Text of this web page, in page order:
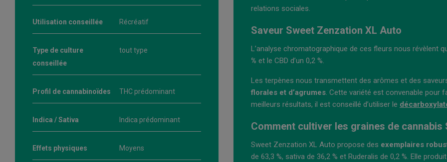
Utilisation conseillée Récréatif
Type de culture
conseillée
tout type
Profil de cannabinoïdes THC prédominant
Indica / Sativa Indica prédominant
Effets physiques Moyens
relations sociales.
Saveur Sweet Zenzation XL Auto
L’analyse chromatographique de ces fleurs nous révèlent
% et le CBD d’un 0,2 %.
Les terpènes nous transmettent des arômes et des
florales et d’agrumes. Cette variété est convenable pour
meilleurs résultats, il est conseillé d’utiliser le
Comment cultiver les graines de cannabis
Sweet Zenzation XL Auto propose des exemplaires
de 63,3 %, sativa de 36,2 % et Ruderalis de 0,2 %. Elle